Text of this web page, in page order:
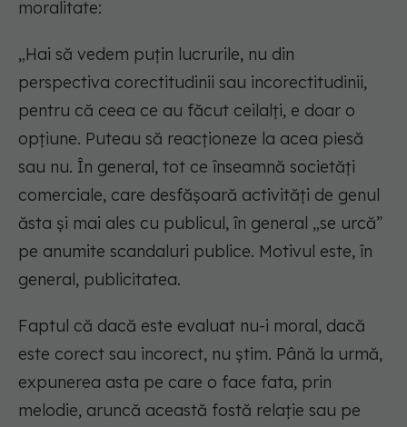
moralitate:
„Hai să vedem puțin lucrurile, nu din
perspectiva corectitudinii sau incorectitudinii,
pentru că ceea ce au făcut ceilalți, e doar o
opțiune. Puteau să reacționeze la acea piesă
sau nu. În general, tot ce înseamnă societăți
comerciale, care desfășoară activități de genul
ăsta și mai ales cu publicul, în general „se urcă”
pe anumite scandaluri publice. Motivul este, în
general, publicitatea.
Faptul că dacă este evaluat nu-i moral, dacă
este corect sau incorect, nu știm. Până la urmă,
expunerea asta pe care o face fata, prin
melodie, aruncă această fostă relație sau pe